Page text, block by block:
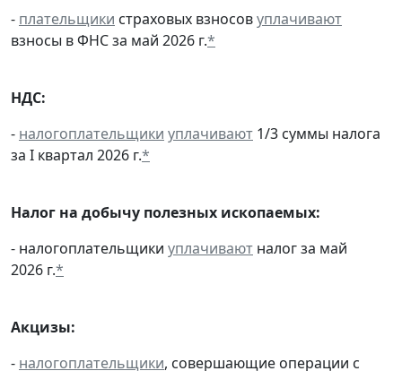
- плательщики страховых взносовуплачивают
взносы в ФНС за май 2026 г.*
НДС:
- налогоплательщики уплачивают 1/3 суммы налога
за I квартал 2026 г.*
Налог на добычу полезных ископаемых:
- налогоплательщики уплачивают налог за май
2026 г.*
Акцизы:
- налогоплательщики, совершающие операции с